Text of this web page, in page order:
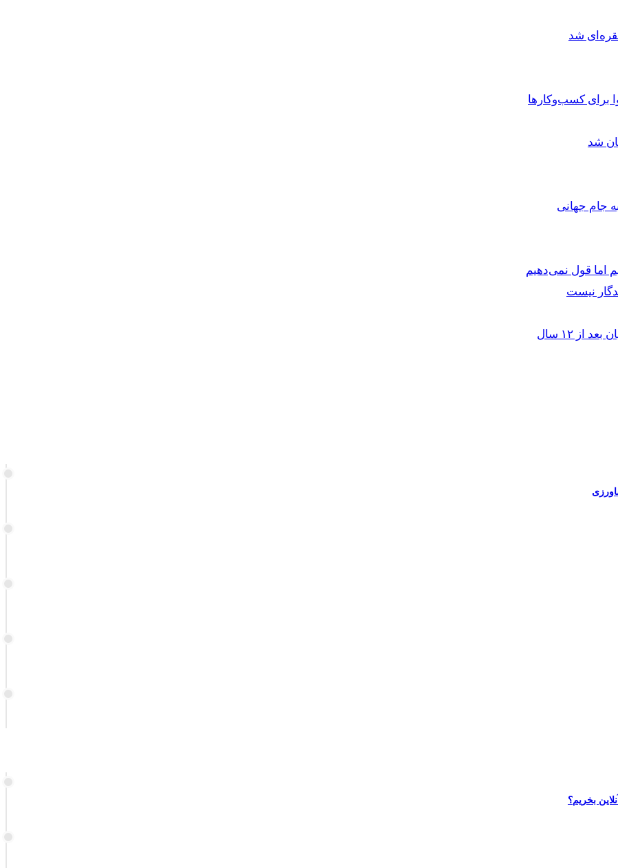
شد
برای کسب‌وکارها
شد
جام جهانی
اما قول نمی‌دهیم
نیست
۱۲ سال
بخریم؟